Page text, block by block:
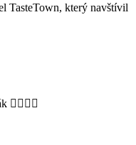
TasteTown, který navštívil